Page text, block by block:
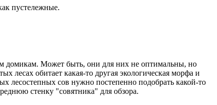
пустележные.
домикам. Может быть, они для них не оптимальны, но
лесах обитает какая-то другая экологическая морфа и
лесостепных сов нужно постепенно подобрать какой-то
стенку "совятника" для обзора.